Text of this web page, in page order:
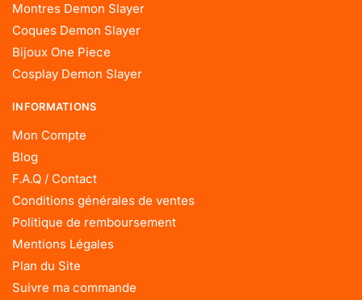
Montres Demon Slayer
Coques Demon Slayer
Bijoux One Piece
Cosplay Demon Slayer
INFORMATIONS
Mon Compte
Blog
F.A.Q / Contact
Conditions générales de ventes
Politique de remboursement
Mentions Légales
Plan du Site
Suivre ma commande